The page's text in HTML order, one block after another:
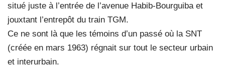
situé juste à l’entrée de l’avenue Habib-Bourguiba et
jouxtant l’entrepôt du train TGM.
Ce ne sont là que les témoins d’un passé où la SNT
(créée en mars 1963) régnait sur tout le secteur urbain
et interurbain.